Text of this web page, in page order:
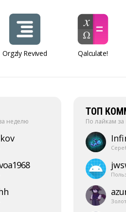
Orgzly Revived Qalculate!
неделю
ТОП
По лайкам